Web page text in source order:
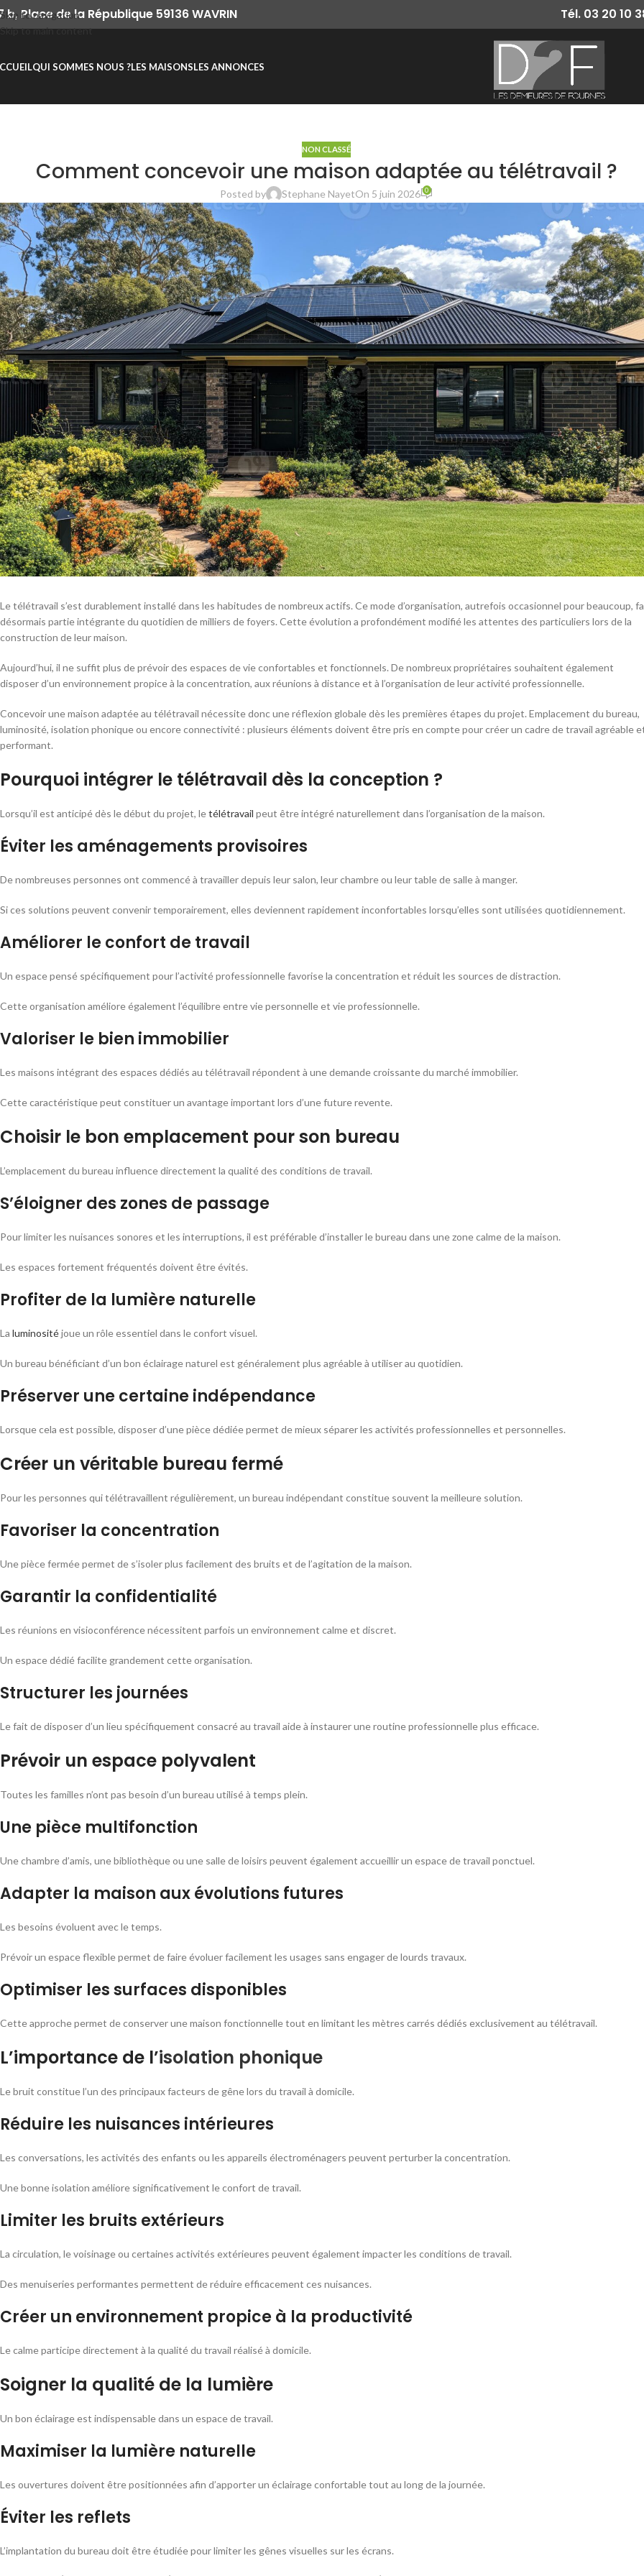
Skip to navigation
Skip to main content
b, Place de la République 59136 WAVRIN Tél. 03 20 10
QUI SOMMES NOUS ?LES MAISONSLES ANNONCES
NON CLASSÉ
Comment concevoir une maison adaptée au télétravail ?
Posted by Stephane NayetOn 5 juin 2026 0
Le télétravail s’est durablement installé dans les habitudes de nombreux actifs. Ce mode d’organisation, autrefois occasionnel pour beaucoup,
désormais partie intégrante du quotidien de milliers de foyers. Cette évolution a profondément modifié les attentes des particuliers lors de la
construction de leur maison.
Aujourd’hui, il ne suffit plus de prévoir des espaces de vie confortables et fonctionnels. De nombreux propriétaires souhaitent également
disposer d’un environnement propice à la concentration, aux réunions à distance et à l’organisation de leur activité professionnelle.
Concevoir une maison adaptée au télétravail nécessite donc une réflexion globale dès les premières étapes du projet. Emplacement du bureau,
luminosité, isolation phonique ou encore connectivité : plusieurs éléments doivent être pris en compte pour créer un cadre de travail agréable
performant.
Pourquoi intégrer le télétravail dès la conception ?
Lorsqu’il est anticipé dès le début du projet, letélétravail peut être intégré naturellement dans l’organisation de la maison.
Éviter les aménagements provisoires
De nombreuses personnes ont commencé à travailler depuis leur salon, leur chambre ou leur table de salle à manger.
Si ces solutions peuvent convenir temporairement, elles deviennent rapidement inconfortables lorsqu’elles sont utilisées quotidiennement.
Améliorer le confort de travail
Un espace pensé spécifiquement pour l’activité professionnelle favorise la concentration et réduit les sources de distraction.
Cette organisation améliore également l’équilibre entre vie personnelle et vie professionnelle.
Valoriser le bien immobilier
Les maisons intégrant des espaces dédiés au télétravail répondent à une demande croissante du marché immobilier.
Cette caractéristique peut constituer un avantage important lors d’une future revente.
Choisir le bon emplacement pour son bureau
L’emplacement du bureau influence directement la qualité des conditions de travail.
S’éloigner des zones de passage
Pour limiter les nuisances sonores et les interruptions, il est préférable d’installer le bureau dans une zone calme de la maison.
Les espaces fortement fréquentés doivent être évités.
Profiter de la lumière naturelle
La luminositéjoue un rôle essentiel dans le confort visuel.
Un bureau bénéficiant d’un bon éclairage naturel est généralement plus agréable à utiliser au quotidien.
Préserver une certaine indépendance
Lorsque cela est possible, disposer d’une pièce dédiée permet de mieux séparer les activités professionnelles et personnelles.
Créer un véritable bureau fermé
Pour les personnes qui télétravaillent régulièrement, un bureau indépendant constitue souvent la meilleure solution.
Favoriser la concentration
Une pièce fermée permet de s’isoler plus facilement des bruits et de l’agitation de la maison.
Garantir la confidentialité
Les réunions en visioconférence nécessitent parfois un environnement calme et discret.
Un espace dédié facilite grandement cette organisation.
Structurer les journées
Le fait de disposer d’un lieu spécifiquement consacré au travail aide à instaurer une routine professionnelle plus efficace.
Prévoir un espace polyvalent
Toutes les familles n’ont pas besoin d’un bureau utilisé à temps plein.
Une pièce multifonction
Une chambre d’amis, une bibliothèque ou une salle de loisirs peuvent également accueillir un espace de travail ponctuel.
Adapter la maison aux évolutions futures
Les besoins évoluent avec le temps.
Prévoir un espace flexible permet de faire évoluer facilement les usages sans engager de lourds travaux.
Optimiser les surfaces disponibles
Cette approche permet de conserver une maison fonctionnelle tout en limitant les mètres carrés dédiés exclusivement au télétravail.
L’importance de l’isolation phonique
Le bruit constitue l’un des principaux facteurs de gêne lors du travail à domicile.
Réduire les nuisances intérieures
Les conversations, les activités des enfants ou les appareils électroménagers peuvent perturber la concentration.
Une bonne isolation améliore significativement le confort de travail.
Limiter les bruits extérieurs
La circulation, le voisinage ou certaines activités extérieures peuvent également impacter les conditions de travail.
Des menuiseries performantes permettent de réduire efficacement ces nuisances.
Créer un environnement propice à la productivité
Le calme participe directement à la qualité du travail réalisé à domicile.
Soigner la qualité de la lumière
Un bon éclairage est indispensable dans un espace de travail.
Maximiser la lumière naturelle
Les ouvertures doivent être positionnées afin d’apporter un éclairage confortable tout au long de la journée.
Éviter les reflets
L’implantation du bureau doit être étudiée pour limiter les gênes visuelles sur les écrans.